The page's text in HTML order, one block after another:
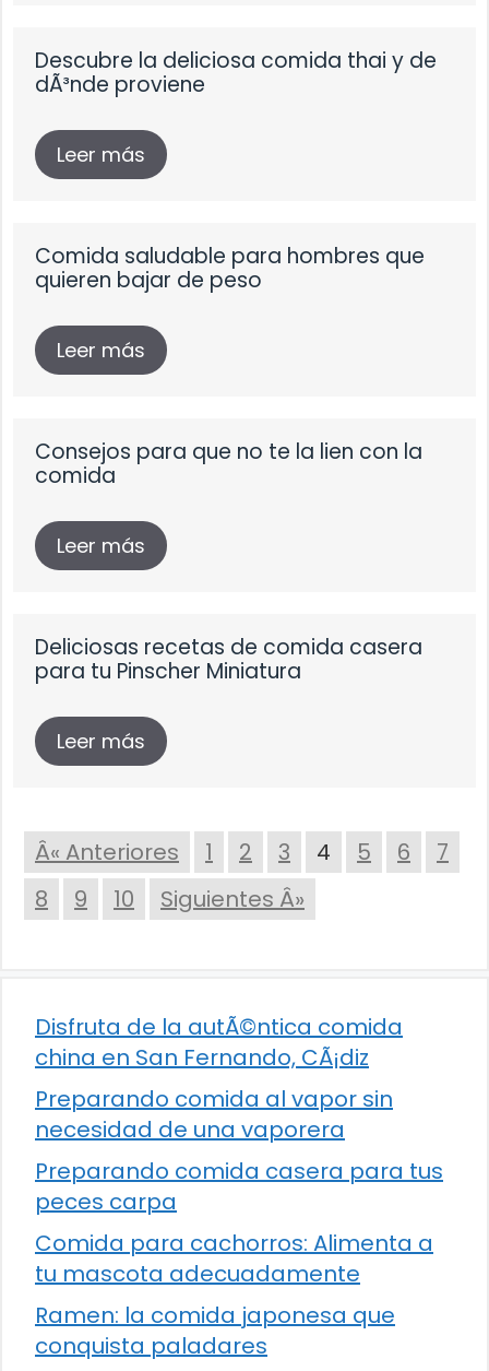
Descubre la deliciosa comida thai y de
dÃ³nde proviene
Leer más
Comida saludable para hombres que
quieren bajar de peso
Leer más
Consejos para que no te la lien con la
comida
Leer más
Deliciosas recetas de comida casera
para tu Pinscher Miniatura
Leer más
Â« Anteriores 1 2 3 4 5 6
7
8
9 10 Siguientes Â»
Disfruta de la autÃ©ntica comida
china en San Fernando, CÃ¡diz
Preparando comida al vapor sin
necesidad de una vaporera
Preparando comida casera para tus
peces carpa
Comida para cachorros: Alimenta a
tu mascota adecuadamente
Ramen: la comida japonesa que
conquista paladares